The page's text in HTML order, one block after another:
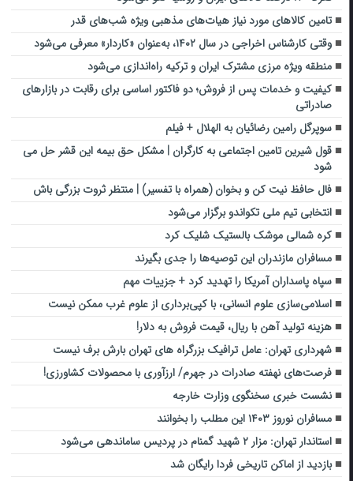
تامین کالاهای مورد نیاز هیات‌های مذهبی ویژه شب‌های قدر
وقتی کارشناس اخراجی در سال ۱۴۰۲، به‌عنوان «کاردار» معرفی می‌شود
منطقه ویژه مرزی مشترک ایران و ترکیه راه‌اندازی می‌شود
کیفیت و خدمات پس از فروش؛ دو فاکتور اساسی برای رقابت در بازارهای
صادراتی
سوپرگل رامین رضائیان به الهلال + فیلم
قول شیرین تامین اجتماعی به کارگران | مشکل حق بیمه این قشر حل می
شود
فال حافظ نیت کن و بخوان (همراه با تفسیر) | منتظر ثروت بزرگی باش
انتخابی تیم ملی تکواندو برگزار می‌شود
کره شمالی موشک بالستیک شلیک کرد
مسافران مازندران این توصیه‌ها را جدی بگیرند
سپاه پاسداران آمریکا را تهدید کرد + جزییات مهم
اسلامی‌سازی علوم انسانی، با کپی‌برداری از علوم غرب ممکن نیست
هزینه تولید آهن با ریال، قیمت فروش به دلار!
شهرداری تهران:‌ عامل ترافیک بزرگراه های تهران بارش برف نیست
فرصت‌های نهفته صادرات در جهرم/ ارزآوری با محصولات کشاورزی!
نشست خبری سخنگوی وزارت خارجه
مسافران نوروز ۱۴۰۳ این مطلب را بخوانند
استاندار تهران: مزار ۲ شهید گمنام در پردیس ساماندهی می‌شود
بازدید از اماکن تاریخی فردا رایگان شد